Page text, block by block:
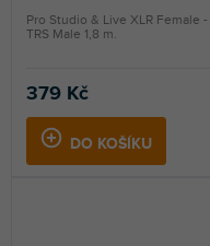
379 Kč
DO KOŠÍKU
Pro Studio & Live XLR Female -
TRS Male 1,8 m.